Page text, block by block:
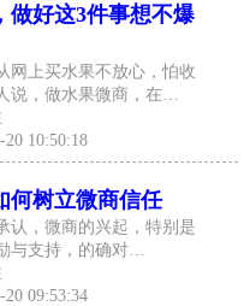
做好这3件事想不爆
上买水果不放心，怕收
说，做水果微商，在…
10:50:18
何树立微商信任
认，微商的兴起，特别是
与支持，的确对…
09:53:34